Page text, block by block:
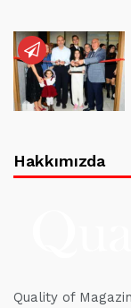
Hakkımızda
Quality of